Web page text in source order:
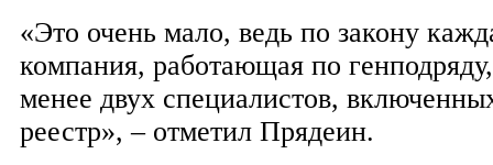
«Это очень мало, ведь по закону
компания, работающая по
менее двух специалистов,
реестр», – отметил Прядеин.